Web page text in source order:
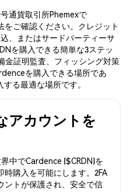
通貨取引所Phemexで
をご確認ください。クレジット
、またはサードパーティーサ
を購入できる簡単な3ステッ
金証明監査、フィッシング対策
を購入できる場所であ
る最適な場所です。
アカウントを
中でCardence ($CRDN)を
購入を可能にします。2FA
ントが保護され、安全で信